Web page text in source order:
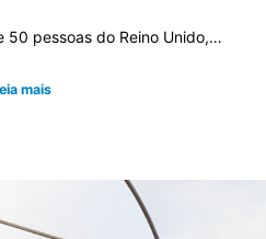
50 pessoas do Reino Unido,…
mais